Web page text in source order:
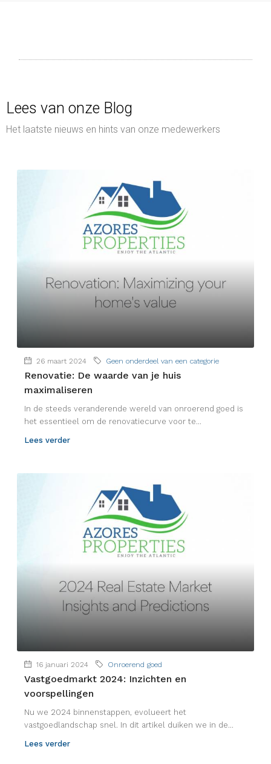
Lees van onze Blog
Het laatste nieuws en hints van onze medewerkers
26 maart 2024 Geen onderdeel van een categorie
Renovatie: De waarde van je huis
maximaliseren
In de steeds veranderende wereld van onroerend goed is
het essentieel om de renovatiecurve voor te...
Lees verder
16 januari 2024 Onroerend goed
Vastgoedmarkt 2024: Inzichten en
voorspellingen
Nu we 2024 binnenstappen, evolueert het
vastgoedlandschap snel. In dit artikel duiken we in de...
Lees verder